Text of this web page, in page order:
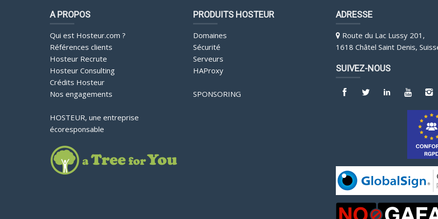
A PROPOS
Qui est Hosteur.com ?
Références clients
Hosteur Recrute
Hosteur Consulting
Crédits Hosteur
Nos engagements
HOSTEUR, une entreprise
écoresponsable
PRODUITS HOSTEUR
Domaines
Sécurité
Serveurs
HAProxy
SPONSORING
ADRESSE
Route du Lac Lussy 201,
1618 Châtel Saint Denis,
SUIVEZ-NOUS